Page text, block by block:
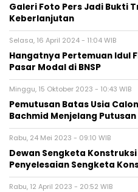
Galeri Foto Pers Jadi Bukti
Keberlanjutan
Selasa, 16 April 2024 - 11:04 WIB
Hangatnya Pertemuan Idul
Pasar Modal di BNSP
Minggu, 15 Oktober 2023 - 10:43 WIB
Pemutusan Batas Usia
Bachmid Menjelang Putusan
Rabu, 24 Mei 2023 - 09:10 WIB
Dewan Sengketa
Penyelesaian Sengketa
Rabu, 12 April 2023 - 20:52 WIB